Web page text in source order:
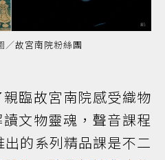
／故宮南院粉絲團
臨故宮南院感受織物
文物靈魂，聲音課程
出的系列精品課是不二